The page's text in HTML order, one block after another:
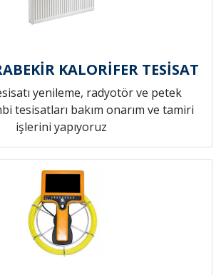
KALORİFER TESİSAT
yenileme, radyotör ve petek
tesisatları bakım onarım ve tamiri
işlerini yapıyoruz